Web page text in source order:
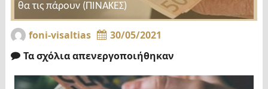
θα τις πάρουν (ΠΙΝΑΚΕΣ)
foni-visaltias
30/05/2021
Τα σχόλια απενεργοποιήθηκαν